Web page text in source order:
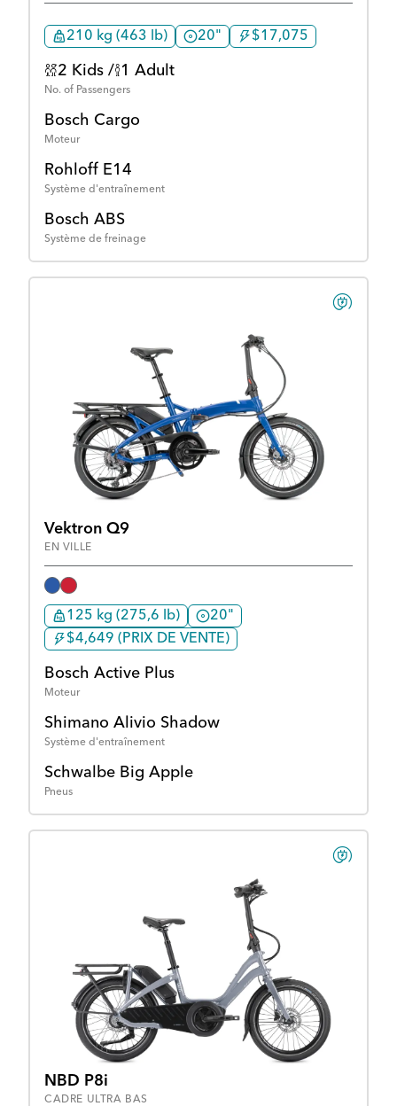
210 kg (463 lb) 20" $17,075
2 Kids / 1 Adult
No. of Passengers
Bosch Cargo
Moteur
Rohloff E14
Système d'entraînement
Bosch ABS
Système de freinage
Vektron Q9
EN VILLE
125 kg (275,6 lb)
20"
$4,649 (PRIX DE VENTE)
Bosch Active Plus
Moteur
Shimano Alivio Shadow
Système d'entraînement
Schwalbe Big Apple
Pneus
NBD P8i
CADRE ULTRA BAS